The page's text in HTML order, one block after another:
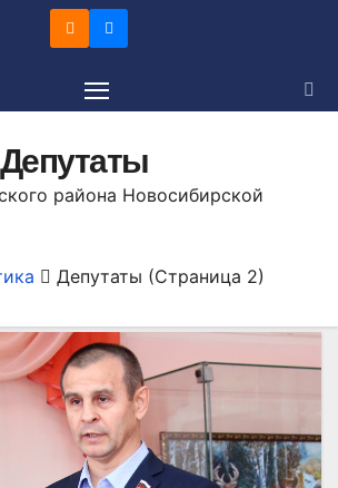
Депутаты
района Новосибирской
Депутаты (Страница 2)